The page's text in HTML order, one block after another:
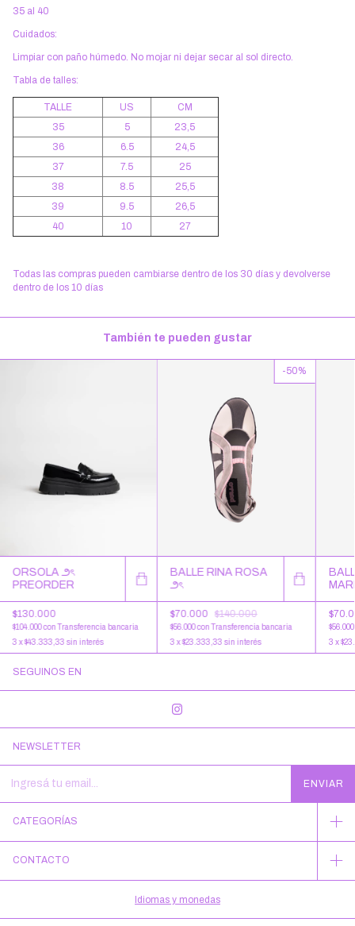
35 al 40
Cuidados:
Limpiar con paño húmedo. No mojar ni dejar secar al sol directo.
Tabla de talles:
TALLE US
CM
35
5
23,5
36
6.5
24,5
37
7.5
25
38
8.5
25,5
39
9.5
26,5
40
10 27
Todas las compras pueden cambiarse dentro de los 30 días y devolverse
dentro de los 10 días
También te pueden gustar
ORSOLA ౨ৎ
PREORDER
$130.000
$104.000con
Transferencia bancaria
3 x$43.333,33 sin interés
-50%
BALLE RINA ROSA
౨ৎ
$70.000 $140.000
$56.000con
Transferencia bancaria
3 x$23.333,33 sin interés
$56.000
3 x
SEGUINOS EN
NEWSLETTER
CATEGORÍAS
CONTACTO
Idiomas y monedas